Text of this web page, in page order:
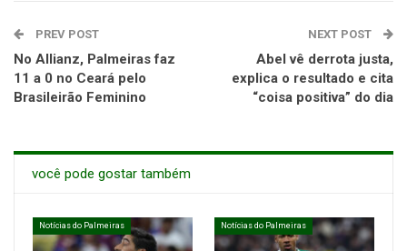
PREV POST
No Allianz, Palmeiras faz
11 a 0 no Ceará pelo
Brasileirão Feminino
NEXT POST
Abel vê derrota justa,
explica o resultado e cita
“coisa positiva” do dia
você pode gostar também
Notícias do Palmeiras Notícias do Palmeiras